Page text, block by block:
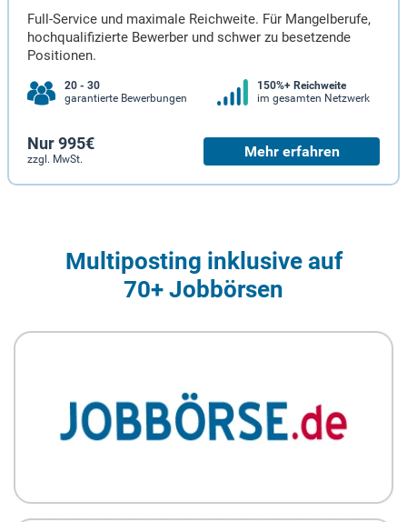
Full-Service und maximale Reichweite. Für Mangelberufe,
hochqualifizierte Bewerber und schwer zu besetzende
Positionen.
20 - 30
garantierte Bewerbungen
150%+ Reichweite
im gesamten Netzwerk
Nur 995€
zzgl. MwSt. Mehr erfahren
Multiposting inklusive auf
70+ Jobbörsen